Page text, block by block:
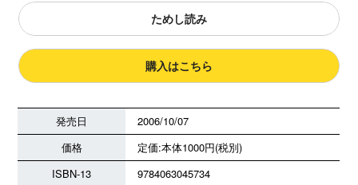
ためし読み
購入はこちら
発売日
2006/10/07
価格
定価:本体1000円(税別)
ISBN-13
9784063045734